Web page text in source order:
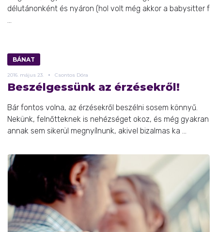
délutánonként és nyáron (hol volt még akkor a babysitter f
BÁNAT
2016. május 23. Csontos Dóra
Beszélgessünk az érzésekről!
Bár fontos volna, az érzésekről beszélni sosem könnyű.
Nekünk, felnőtteknek is nehézséget okoz, és még gyakran
annak sem sikerül megnyílnunk, akivel bizalmas ka ...